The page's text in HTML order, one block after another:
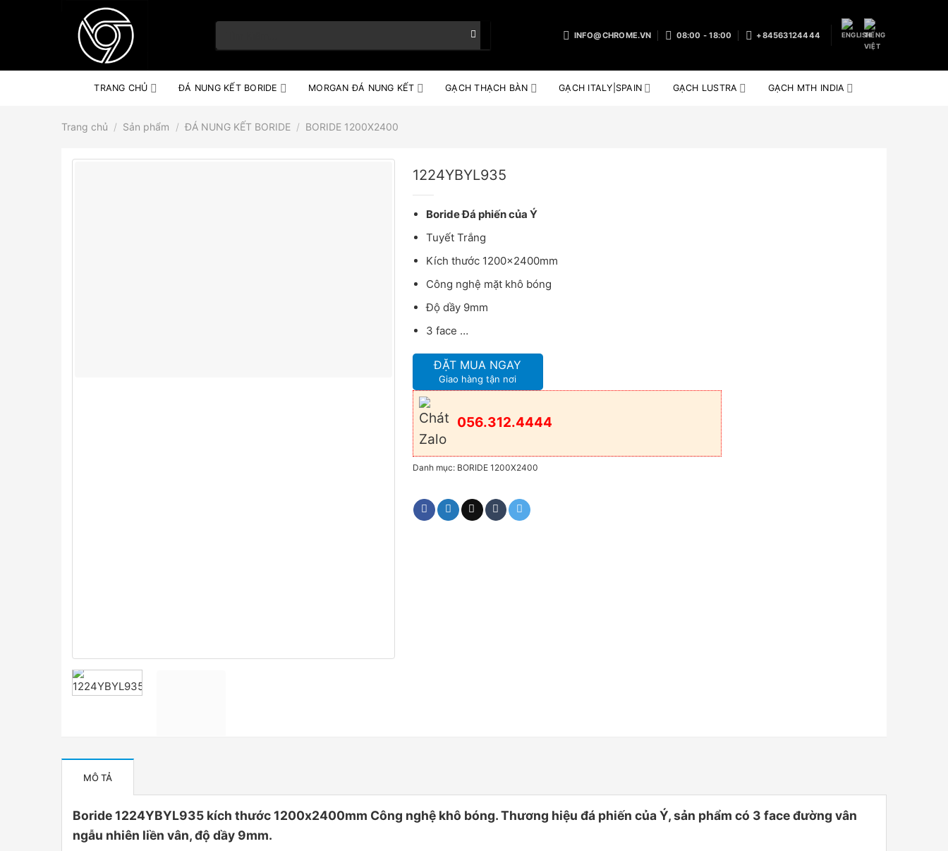
INFO@CHROME.VN 08:00 - 18:00 +84563124444
TRANG CHỦ ĐÁ NUNG KẾT BORIDE MORGAN ĐÁ NUNG KẾT GẠCH THẠCH BÀN GẠCH ITALY|SPAIN GẠCH LUSTRA GẠCH MTH INDIA
Trang chủ / Sản phẩm / ĐÁ NUNG KẾT BORIDE / BORIDE 1200X2400
1224YBYL935
Boride Đá phiến của Ý
Tuyết Trắng
Kích thước 1200x2400mm
Công nghệ mặt khô bóng
Độ dầy 9mm
3 face …
ĐẶT MUA NGAY
Giao hàng tận nơi
056.312.4444
Danh mục: BORIDE 1200X2400
MÔ TẢ
Boride 1224YBYL935 kích thước 1200x2400mm Công nghệ khô bóng. Thương hiệu đá phiến của Ý, sản phẩm có 3 face đường vân
ngẫu nhiên liền vân, độ dầy 9mm.